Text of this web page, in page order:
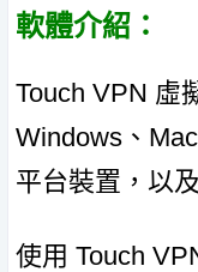
軟體介紹：
Touch VPN 虛
Windows、
平台裝置，以
使用 Touch